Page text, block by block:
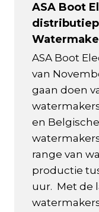
ASA Boot
ASA Boot
van
gaan doen
en
range van
productie
uur. Met de